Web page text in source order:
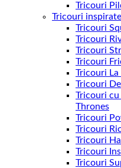
Tricouri
Tricouri
Tricouri
Tricouri
Tricouri
Tricouri
Tricouri La
Tricouri
Tricouri
Thrones
Tricouri
Tricouri
Tricouri
Tricouri
Tricouri